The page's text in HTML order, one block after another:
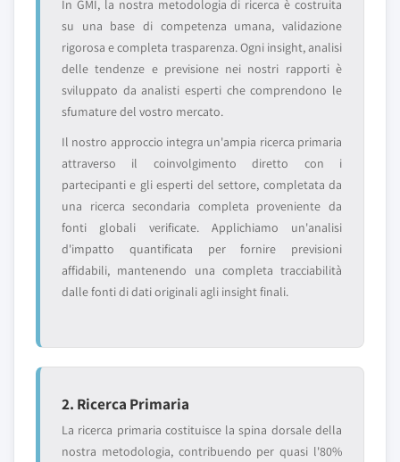
In GMI, la nostra metodologia di ricerca è costruita
su una base di competenza umana, validazione
rigorosa e completa trasparenza. Ogni insight, analisi
delle tendenze e previsione nei nostri rapporti è
sviluppato da analisti esperti che comprendono le
sfumature del vostro mercato.
Il nostro approccio integra un'ampia ricerca primaria
attraverso il coinvolgimento diretto con i
partecipanti e gli esperti del settore, completata da
una ricerca secondaria completa proveniente da
fonti globali verificate. Applichiamo un'analisi
d'impatto quantificata per fornire previsioni
affidabili, mantenendo una completa tracciabilità
dalle fonti di dati originali agli insight finali.
2. Ricerca Primaria
La ricerca primaria costituisce la spina dorsale della
nostra metodologia, contribuendo per quasi l'80%